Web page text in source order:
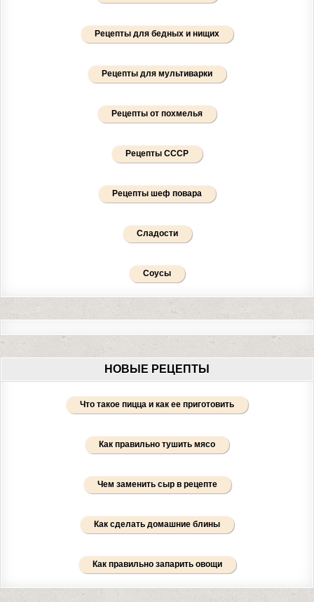
Рецепты для бедных и нищих
Рецепты для мультиварки
Рецепты от похмелья
Рецепты СССР
Рецепты шеф повара
Сладости
Соусы
НОВЫЕ РЕЦЕПТЫ
Что такое пицца и как ее приготовить
Как правильно тушить мясо
Чем заменить сыр в рецепте
Как сделать домашние блины
Как правильно запарить овощи